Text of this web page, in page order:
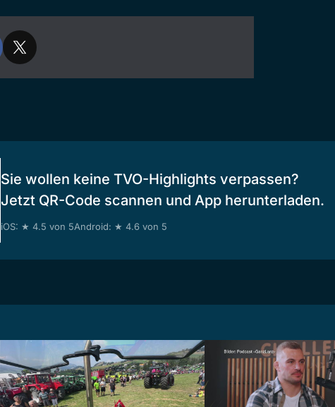
Sie wollen keine TVO-Highlights verpassen?
Jetzt QR-Code scannen und App herunterladen.
iOS: ★ 4.5 von 5Android: ★ 4.6 von 5